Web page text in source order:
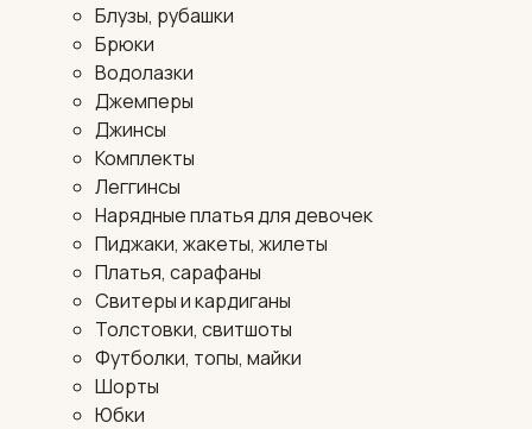
Блузы, рубашки
Брюки
Водолазки
Джемперы
Джинсы
Комплекты
Леггинсы
Нарядные платья для девочек
Пиджаки, жакеты, жилеты
Платья, сарафаны
Свитеры и кардиганы
Толстовки, свитшоты
Футболки, топы, майки
Шорты
Юбки